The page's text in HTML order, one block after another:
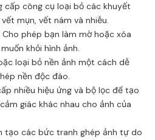
cấp công cụ loại bỏ các khuyết
mụn, vết nám và nhiễu.
Cho phép bạn làm mờ hoặc xóa
khỏi hình ảnh.
loại bỏ nền ảnh một cách dễ
nền độc đáo.
nhiều hiệu ứng và bộ lọc để tạo
giác khác nhau cho ảnh của
tạo các bức tranh ghép ảnh tự do